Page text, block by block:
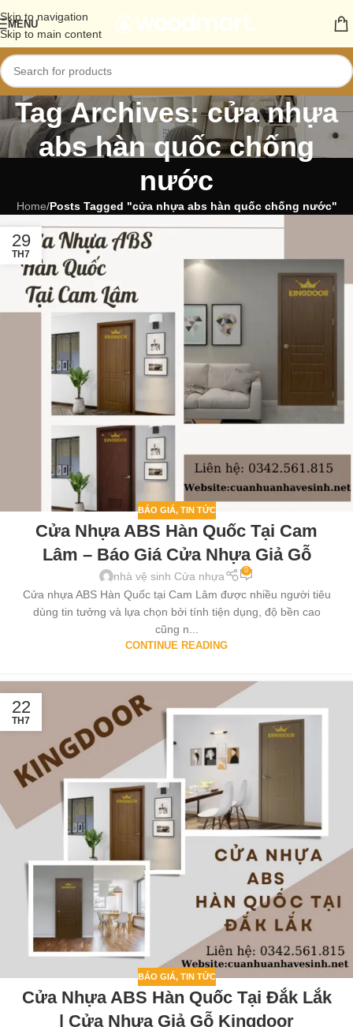
Skip to navigation
Skip to main content
MENU
Tag Archives: cửa nhựa
abs hàn quốc chống
nước
Home/Posts Tagged "cửa nhựa abs hàn quốc chống nước"
29
TH7
BÁO GIÁ, TIN TỨC
Cửa Nhựa ABS Hàn Quốc Tại Cam
Lâm – Báo Giá Cửa Nhựa Giả Gỗ
nhà vệ sinh Cửa nhựa 0
Cửa nhựa ABS Hàn Quốc tại Cam Lâm được nhiều người tiêu
dùng tin tưởng và lựa chọn bởi tính tiện dụng, độ bền cao
cũng n...
CONTINUE READING
22
TH7
BÁO GIÁ, TIN TỨC
Cửa Nhựa ABS Hàn Quốc Tại Đắk Lắk
| Cửa Nhựa Giả Gỗ Kingdoor